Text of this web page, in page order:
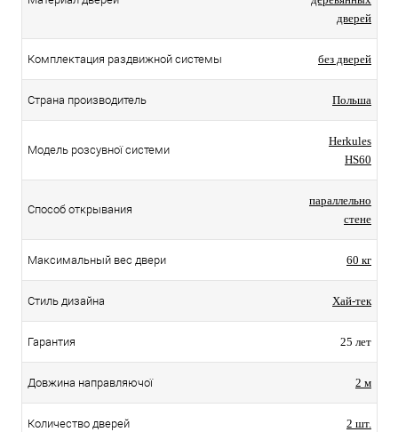
дверей
Комплектация раздвижной системы без дверей
Страна производитель Польша
Модель розсувної системи
Herkules
HS60
Способ открывания
параллельно
стене
Максимальный вес двери 60 кг
Стиль дизайна Хай-тек
Гарантия 25 лет
Довжина направляючої 2 м
Количество дверей 2 шт.